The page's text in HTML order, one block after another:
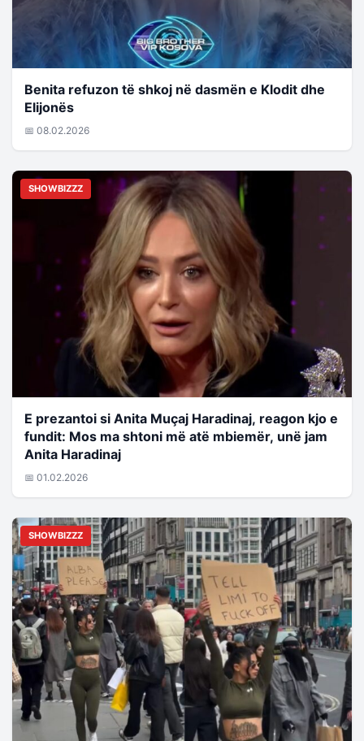
Benita refuzon të shkoj në dasmën e Klodit dhe
Elijonës
📅 08.02.2026
SHOWBIZZZ
E prezantoi si Anita Muçaj Haradinaj, reagon kjo e
fundit: Mos ma shtoni më atë mbiemër, unë jam
Anita Haradinaj
📅 01.02.2026
SHOWBIZZZ